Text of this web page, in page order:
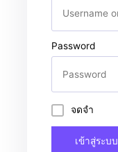
Password
จดจำ
เข้าสู่ระบบ